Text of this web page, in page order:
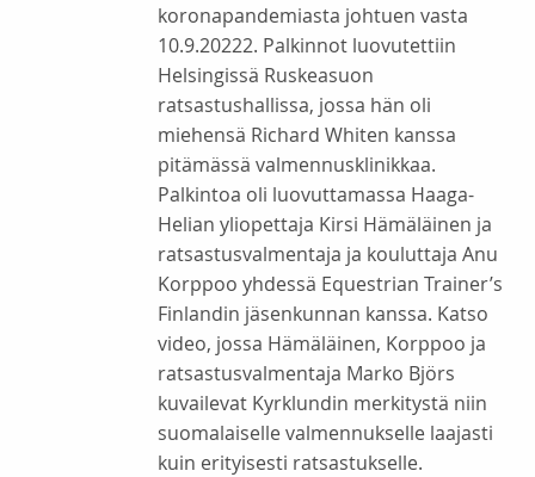
koronapandemiasta johtuen vasta
10.9.20222. Palkinnot luovutettiin
Helsingissä Ruskeasuon
ratsastushallissa, jossa hän oli
miehensä Richard Whiten kanssa
pitämässä valmennusklinikkaa.
Palkintoa oli luovuttamassa Haaga-
Helian yliopettaja Kirsi Hämäläinen ja
ratsastusvalmentaja ja kouluttaja Anu
Korppoo yhdessä Equestrian Trainer’s
Finlandin jäsenkunnan kanssa. Katso
video, jossa Hämäläinen, Korppoo ja
ratsastusvalmentaja Marko Björs
kuvailevat Kyrklundin merkitystä niin
suomalaiselle valmennukselle laajasti
kuin erityisesti ratsastukselle.